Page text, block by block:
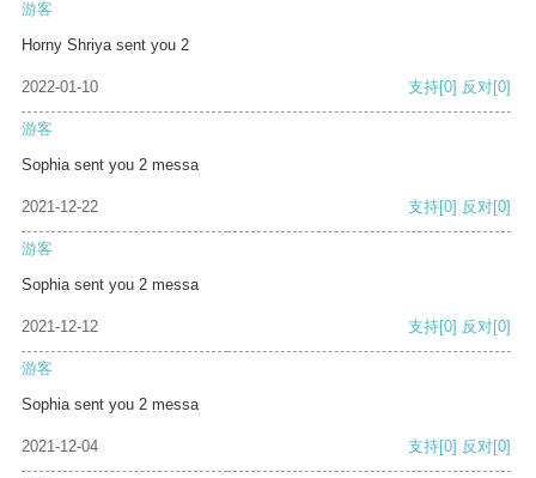
游客
Horny Shriya sent you 2
2022-01-10 支持[0] 反对[0]
游客
Sophia sent you 2 messa
2021-12-22 支持[0] 反对[0]
游客
Sophia sent you 2 messa
2021-12-12 支持[0] 反对[0]
游客
Sophia sent you 2 messa
2021-12-04 支持[0] 反对[0]